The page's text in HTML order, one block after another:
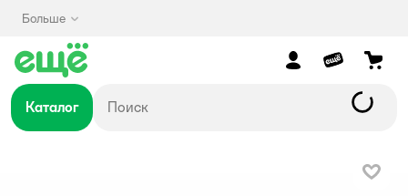
Больше
Каталог
В